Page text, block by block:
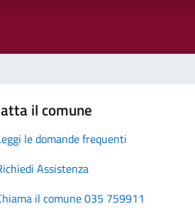
il comune
le domande frequenti
Assistenza
il comune 035 759911